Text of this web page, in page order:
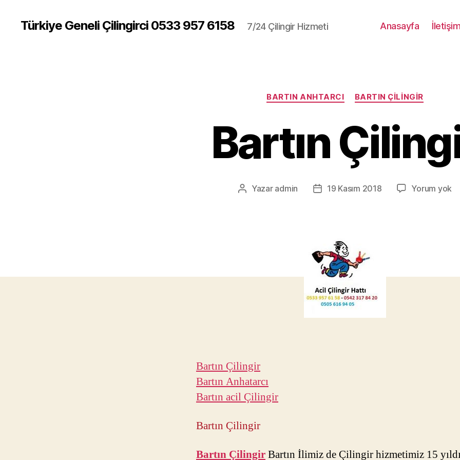
Türkiye Geneli Çilingirci 0533 957 6158 7/24 Çilingir Hizmeti Anasayfa
Kategoriler
BARTIN ANHTARCI BARTIN ÇILINGIR
Bartın
Yazının
Yazar admin
Yazı19 Kasım 2018 Yorum yok
Bartın Çilingir
Bartın Anhatarcı
Bartın acil Çilingir
Bartın Çilingir
Bartın ÇilingirBartın İlimiz de Çilingir hizmetimiz 15